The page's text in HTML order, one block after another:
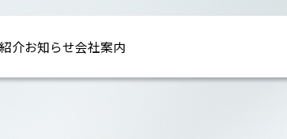
介お知らせ会社案内